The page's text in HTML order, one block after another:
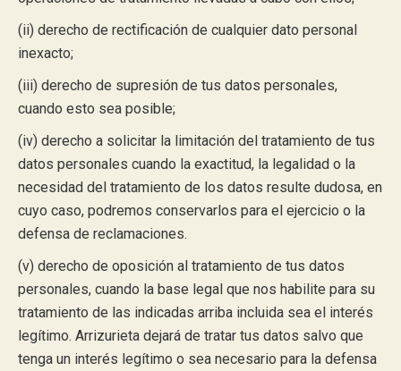
(ii) derecho de rectificación de cualquier dato personal
inexacto;
(iii) derecho de supresión de tus datos personales,
cuando esto sea posible;
(iv) derecho a solicitar la limitación del tratamiento de tus
datos personales cuando la exactitud, la legalidad o la
necesidad del tratamiento de los datos resulte dudosa, en
cuyo caso, podremos conservarlos para el ejercicio o la
defensa de reclamaciones.
(v) derecho de oposición al tratamiento de tus datos
personales, cuando la base legal que nos habilite para su
tratamiento de las indicadas arriba incluida sea el interés
legítimo. Arrizurieta dejará de tratar tus datos salvo que
tenga un interés legítimo o sea necesario para la defensa